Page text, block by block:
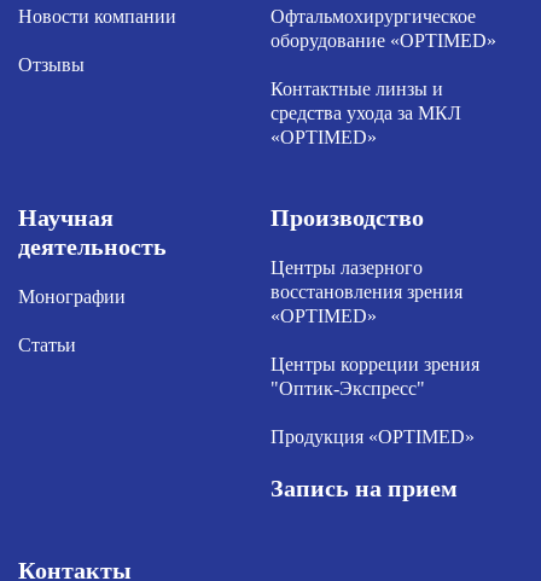
Новости компании
Отзывы
Офтальмохирургическое
оборудование «OPTIMED»
Контактные линзы и
средства ухода за МКЛ
«OPTIMED»
Научная
деятельность
Монографии
Статьи
Производство
Центры лазерного
восстановления зрения
«OPTIMED»
Центры корреции зрения
"Оптик-Экспресс"
Продукция «OPTIMED»
Запись на прием
Контакты